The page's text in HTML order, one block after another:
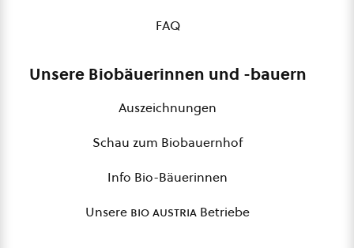
FAQ
Unsere Biobäuerinnen und -bauern
Auszeichnungen
Schau zum Biobauernhof
Info Bio-Bäuerinnen
Unsere bio austria Betriebe